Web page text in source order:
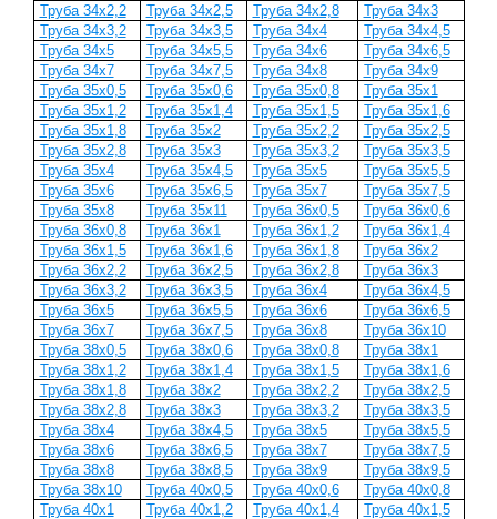
Труба 34x2,2
Труба 34х2,5 Труба 34х2,8
Труба 34х3
Труба 34х3,2
Труба 34х3,5 Труба 34х4
Труба 34х4,5
Труба 34х5
Труба 34х5,5 Труба 34х6
Труба 34х6,5
Труба 34х7
Труба 34х7,5 Труба 34x8
Труба 34х9
Труба 35x0,5
Труба 35x0,6 Труба 35x0,8
Труба 35x1
Труба 35x1,2
Труба 35x1,4 Труба 35x1,5
Труба 35x1,6
Труба 35x1,8
Труба 35x2 Труба 35x2,2
Труба 35х2,5
Труба 35х2,8
Труба 35х3 Труба 35х3,2
Труба 35х3,5
Труба 35х4
Труба 35х4,5 Труба 35х5
Труба 35х5,5
Труба 35х6
Труба 35х6,5 Труба 35х7
Труба 35х7,5
Труба 35х8
Труба 35х11 Труба 36x0,5
Труба 36x0,6
Труба 36x0,8
Труба 36x1 Труба 36x1,2
Труба 36x1,4
Труба 36x1,5
Труба 36x1,6 Труба 36x1,8
Труба 36x2
Труба 36x2,2
Труба 36x2,5 Труба 36x2,8
Труба 36x3
Труба 36x3,2
Труба 36x3,5 Труба 36x4
Труба 36x4,5
Труба 36x5
Труба 36x5,5 Труба 36x6
Труба 36x6,5
Труба 36x7
Труба 36x7,5 Труба 36x8
Труба 36x10
Труба 38x0,5
Труба 38x0,6 Труба 38x0,8
Труба 38x1
Труба 38x1,2
Труба 38x1,4 Труба 38x1,5
Труба 38x1,6
Труба 38x1,8
Труба 38x2 Труба 38x2,2
Труба 38x2,5
Труба 38x2,8
Труба 38x3 Труба 38x3,2
Труба 38x3,5
Труба 38x4
Труба 38x4,5 Труба 38x5
Труба 38x5,5
Труба 38x6
Труба 38x6,5 Труба 38x7
Труба 38x7,5
Труба 38x8
Труба 38x8,5 Труба 38x9
Труба 38x9,5
Труба 38x10
Труба 40x0,5 Труба 40x0,6
Труба 40x0,8
Труба 40x1
Труба 40x1,2 Труба 40x1,4
Труба 40x1,5